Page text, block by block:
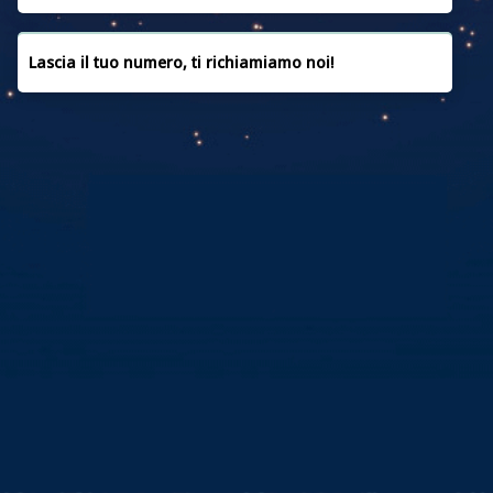
Maggio 2019
Aprile 2019
Marzo 2019
Febbraio 2019
Lascia il tuo numero, ti richiamiamo noi!